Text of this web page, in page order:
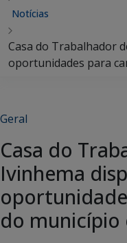
Notícias
Casa do Trabalhador
oportunidades para
Geral
Casa do
Ivinhema
do município